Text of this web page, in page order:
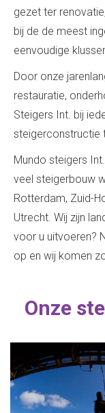
gezet ter
bij de de meest
eenvoudige
Door onze
restauratie,
Steigers Int. bij
steigerconstructie
Mundo steigers
veel steigerbouw
Rotterdam, Zuid-
Utrecht. Wij zijn
voor u uitvoeren?
op en wij komen
Onze